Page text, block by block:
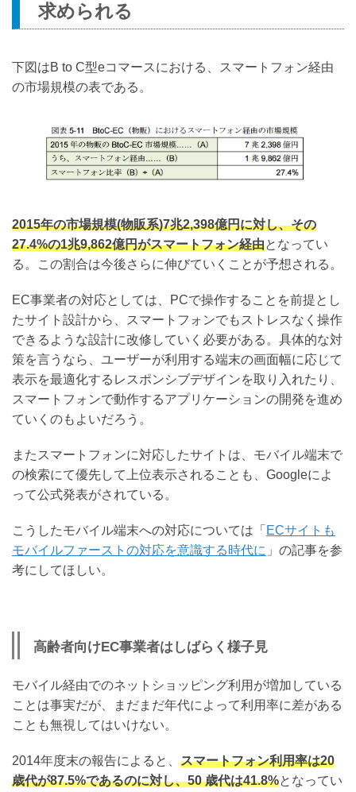
求められる
下図はB to C型eコマースにおける、スマートフォン経由
の市場規模の表である。
2015年の市場規模(物販系)7兆2,398億円に対し、その
27.4%の1兆9,862億円がスマートフォン経由となってい
る。この割合は今後さらに伸びていくことが予想される。
EC事業者の対応としては、PCで操作することを前提とし
たサイト設計から、スマートフォンでもストレスなく操作
できるような設計に改修していく必要がある。具体的な対
策を言うなら、ユーザーが利用する端末の画面幅に応じて
表示を最適化するレスポンシブデザインを取り入れたり、
スマートフォンで動作するアプリケーションの開発を進め
ていくのもよいだろう。
またスマートフォンに対応したサイトは、モバイル端末で
の検索にて優先して上位表示されることも、Googleによ
って公式発表がされている。
こうしたモバイル端末への対応については「 ECサイトも
モバイルファーストの対応を意識する時代に 」の記事を参
考にしてほしい。
高齢者向けEC事業者はしばらく様子見
モバイル経由でのネットショッピング利用が増加している
ことは事実だが、まだまだ年代によって利用率に差がある
ことも無視してはいけない。
2014年度末の報告によると、 スマートフォン利用率は20
歳代が87.5%であるのに対し、50 歳代は41.8%となってい